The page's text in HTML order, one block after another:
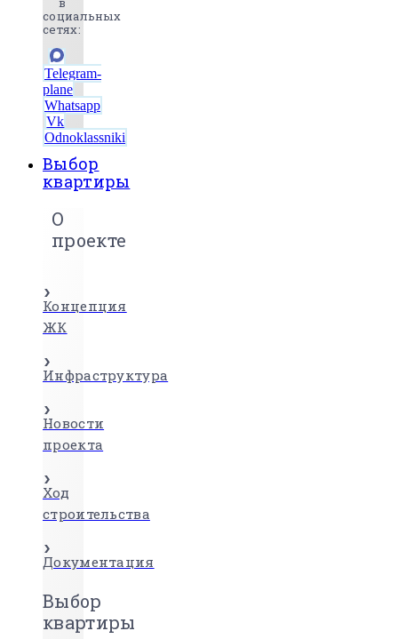
социальных
сетях:
Telegram-
plane
Whatsapp
Vk
Odnoklassniki
Выбор
квартиры
О
проекте
Концепция
ЖК
Инфраструктура
Новости
проекта
Ход
строительства
Документация
Выбор
квартиры